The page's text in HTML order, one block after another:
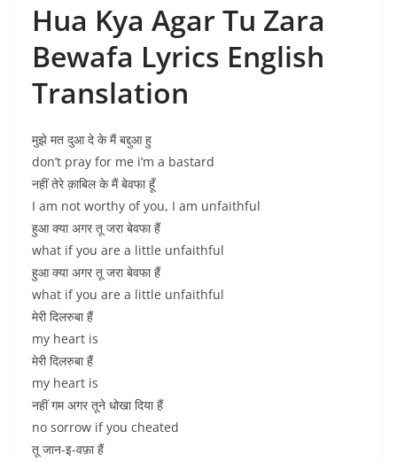
Hua Kya Agar Tu Zara
Bewafa Lyrics English
Translation
मुझे मत दुआ दे के मैं बद्दुआ हु
don’t pray for me i’m a bastard
नहीं तेरे क़ाबिल के मैं बेवफा हूँ
I am not worthy of you, I am unfaithful
हुआ क्या अगर तू जरा बेवफा हैं
what if you are a little unfaithful
हुआ क्या अगर तू जरा बेवफा हैं
what if you are a little unfaithful
मेरी दिलरुबा हैं
my heart is
मेरी दिलरुबा हैं
my heart is
नहीं गम अगर तूने धोखा दिया हैं
no sorrow if you cheated
तू जान-इ-वफ़ा हैं